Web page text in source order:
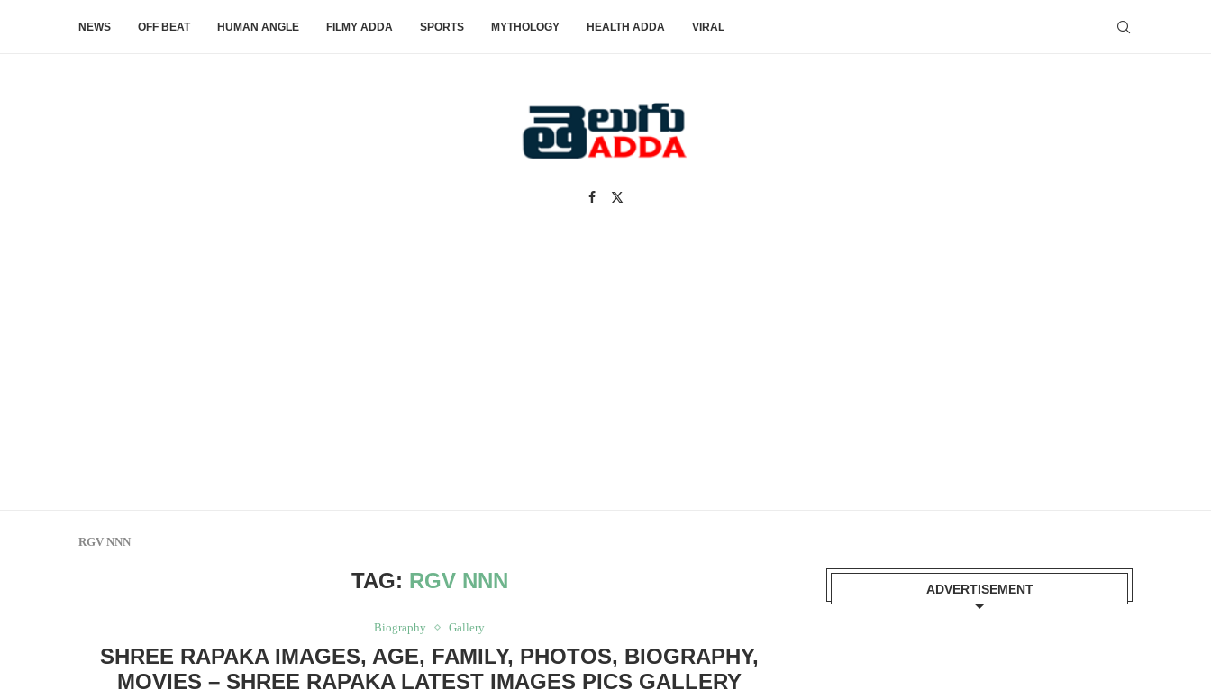
NEWS OFF BEAT HUMAN ANGLE FILMY ADDA SPORTS MYTHOLOGY HEALTH ADDA VIRAL
RGV NNN
TAG: RGV NNN
Biography Gallery
SHREE RAPAKA IMAGES, AGE, FAMILY, PHOTOS, BIOGRAPHY,
MOVIES – SHREE RAPAKA LATEST IMAGES PICS GALLERY
ADVERTISEMENT